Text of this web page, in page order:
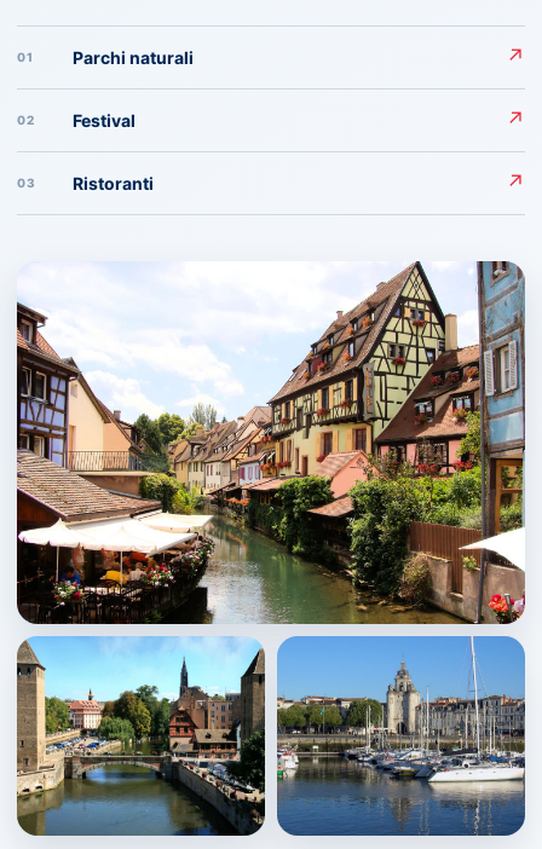
01 Parchi naturali ↗
02 Festival ↗
03 Ristoranti ↗
Colmar↗